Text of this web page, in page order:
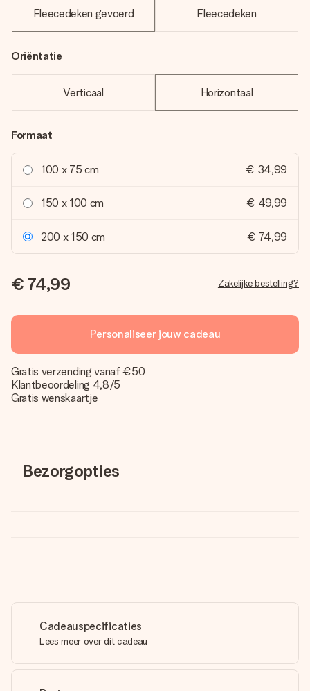
Fleecedeken gevoerd Fleecedeken
Oriëntatie
Verticaal Horizontaal
Formaat
100 x 75 cm € 34,99
150 x 100 cm € 49,99
200 x 150 cm € 74,99
€ 74,99 Zakelijke bestelling?
Personaliseer jouw cadeau
Gratis verzending vanaf €50
Klantbeoordeling 4,8/5
Gratis wenskaartje
Bezorgopties
Cadeauspecificaties
Lees meer over dit cadeau